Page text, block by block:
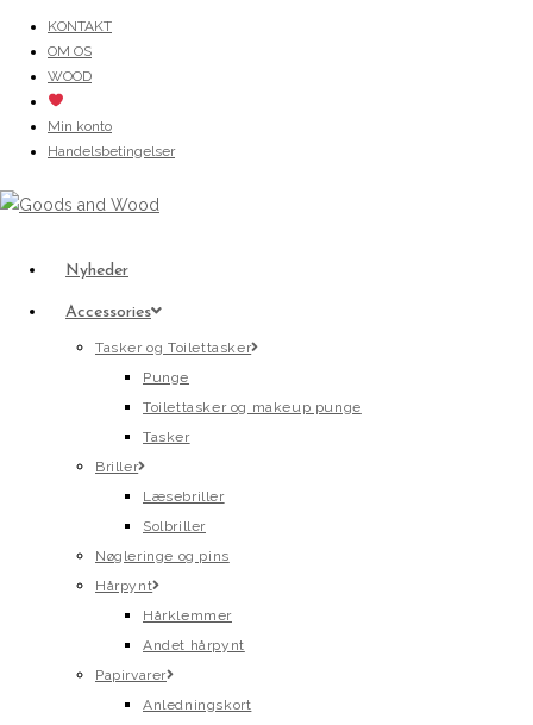
content
KONTAKT
OM OS
WOOD
Min konto
Handelsbetingelser
Nyheder
Accessories
Tasker og Toilettasker
Punge
Toilettasker og makeup punge
Tasker
Briller
Læsebriller
Solbriller
Nøgleringe og pins
Hårpynt
Hårklemmer
Andet hårpynt
Papirvarer
Anledningskort